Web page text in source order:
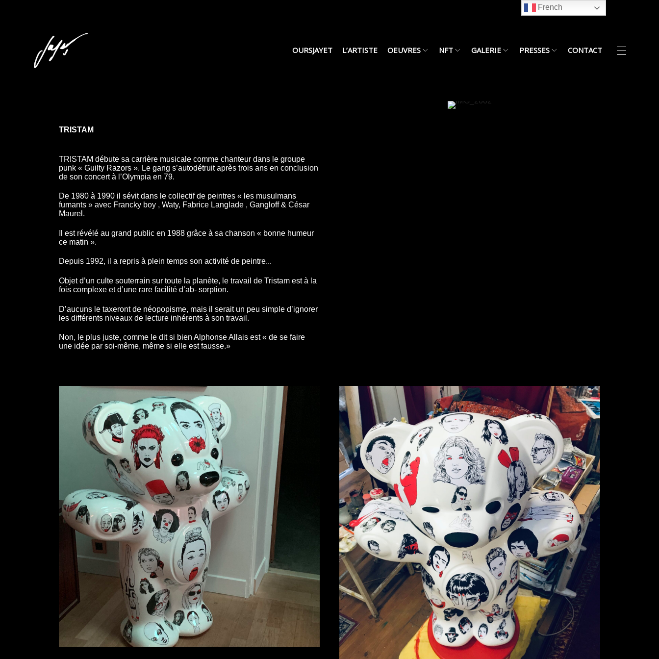
OURSJAYET L’ARTISTE OEUVRES NFT GALERIE PRESSES CONTACT
TRISTAM
TRISTAM débute sa carrière musicale comme chanteur dans le groupe
punk « Guilty Razors ». Le gang s’autodétruit après trois ans en conclusion
de son concert à l’Olympia en 79.
De 1980 à 1990 il sévit dans le collectif de peintres « les musulmans
fumants » avec Francky boy , Waty, Fabrice Langlade , Gangloff & César
Maurel.
Il est révélé au grand public en 1988 grâce à sa chanson « bonne humeur
ce matin ».
Depuis 1992, il a repris à plein temps son activité de peintre...
Objet d’un culte souterrain sur toute la planète, le travail de Tristam est à la
fois complexe et d’une rare facilité d’ab- sorption.
D’aucuns le taxeront de néopopisme, mais il serait un peu simple d’ignorer
les différents niveaux de lecture inhérents à son travail.
Non, le plus juste, comme le dit si bien Alphonse Allais est « de se faire
une idée par soi-même, même si elle est fausse.»
French